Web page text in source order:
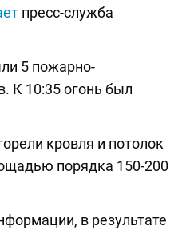
пресс-служба
5 пожарно-
К 10:35 огонь был
кровля и потолок
порядка 150-200
в результате